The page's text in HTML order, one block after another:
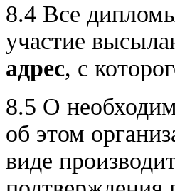
8.4 Все
участие
адрес, с
8.5 О
об этом
виде